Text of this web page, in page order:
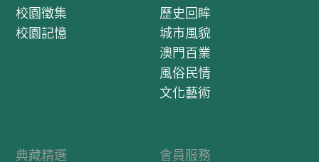
校園徵集
校園記憶
歷史回眸
城市風貌
澳門百業
風俗民情
文化藝術
典藏精選 會員服務